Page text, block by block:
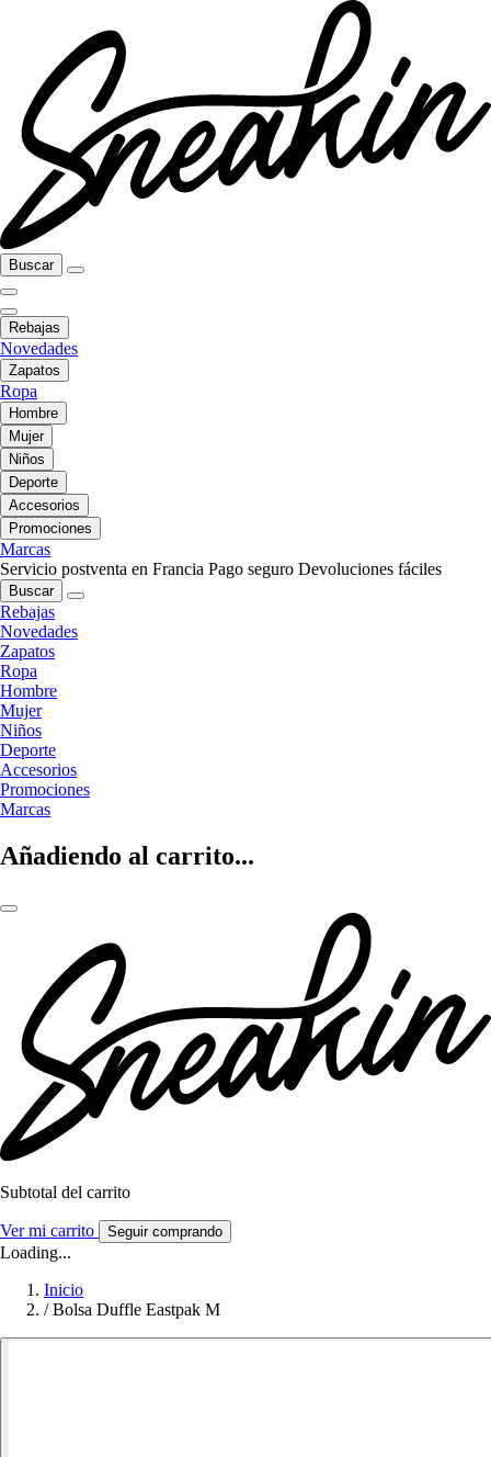
Buscar
Rebajas
Novedades
Zapatos
Ropa
Hombre
Mujer
Niños
Deporte
Accesorios
Promociones
Marcas
Servicio postventa en Francia Pago seguro Devoluciones fáciles
Buscar
Rebajas
Novedades
Zapatos
Ropa
Hombre
Mujer
Niños
Deporte
Accesorios
Promociones
Marcas
Añadiendo al carrito...
Subtotal del carrito
Ver mi carrito Seguir comprando
Loading...
Inicio
/ Bolsa Duffle Eastpak M